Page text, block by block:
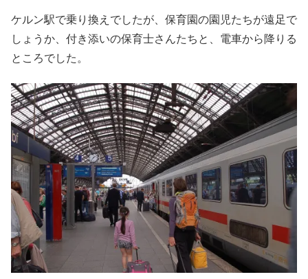
ケルン駅で乗り換えでしたが、保育園の園児たちが遠足で
しょうか、付き添いの保育士さんたちと、電車から降りる
ところでした。